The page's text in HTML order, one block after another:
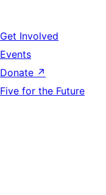
Get Involved
Events
Donate ↗
Five for the Future